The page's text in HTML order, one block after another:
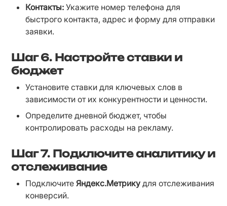
Контакты: Укажите номер телефона для
быстрого контакта, адрес и форму для отправки
заявки.
Шаг 6. Настройте ставки и
бюджет
Установите ставки для ключевых слов в
зависимости от их конкурентности и ценности.
Определите дневной бюджет, чтобы
контролировать расходы на рекламу.
Шаг 7. Подключите аналитику и
отслеживание
Подключите Яндекс.Метрику для отслеживания
конверсий.